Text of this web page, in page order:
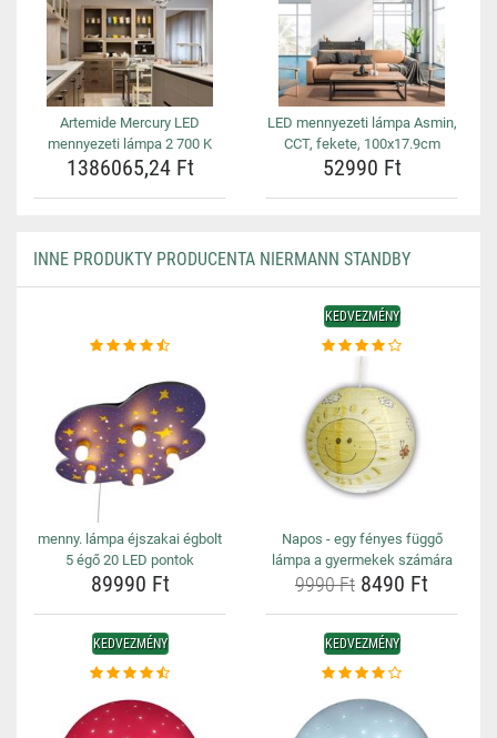
Artemide Mercury LED
mennyezeti lámpa 2 700 K
1386065,24 Ft
LED mennyezeti lámpa Asmin,
CCT, fekete, 100x17.9cm
52990 Ft
INNE PRODUKTY PRODUCENTA NIERMANN STANDBY
menny. lámpa éjszakai égbolt
5 égő 20 LED pontok
89990 Ft
KEDVEZMÉNY
Napos - egy fényes függő
lámpa a gyermekek számára
9990 Ft 8490 Ft
KEDVEZMÉNY KEDVEZMÉNY